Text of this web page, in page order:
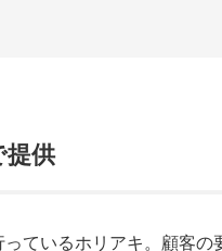
提供
ているホリアキ。顧客